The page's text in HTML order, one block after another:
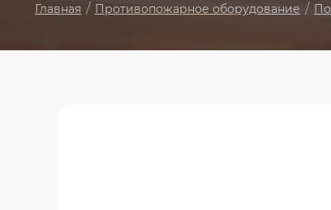
Главная / Противопожарное оборудование /